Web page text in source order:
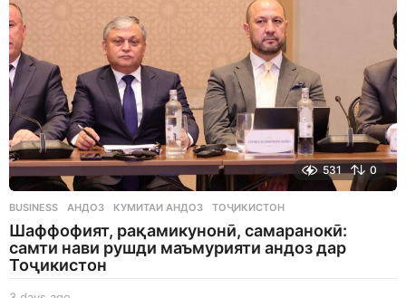
531 0
BUSINESS АНДОЗ ,КУМИТАИ АНДОЗ ,ТОҶИКИСТОН
Шаффофият, рақамикунонӣ, самаранокӣ:
самти нави рушди маъмурияти андоз дар
Тоҷикистон